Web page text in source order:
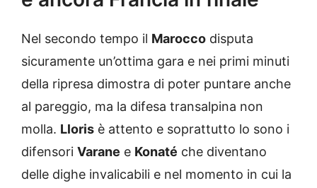
Nel secondo tempo il Marocco disputa
sicuramente un’ottima gara e nei primi minuti
della ripresa dimostra di poter puntare anche
al pareggio, ma la difesa transalpina non
molla. Lloris è attento e soprattutto lo sono i
difensori Varane e Konaté che diventano
delle dighe invalicabili e nel momento in cui la